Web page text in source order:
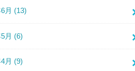
月 (13)
月 (6)
月 (9)